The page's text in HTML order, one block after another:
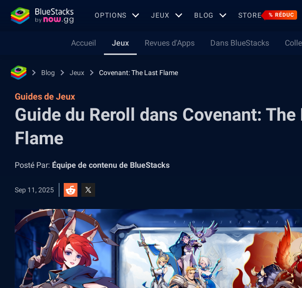
OPTIONS JEUX BLOG STORE % RÉDUC
Accueil Jeux Revues d'Apps Dans BlueStacks
Blog Jeux Covenant: The Last Flame
Guides de Jeux
Guide du Reroll dans Covenant: The
Flame
Posté Par: Équipe de contenu de BlueStacks
Sep 11, 2025